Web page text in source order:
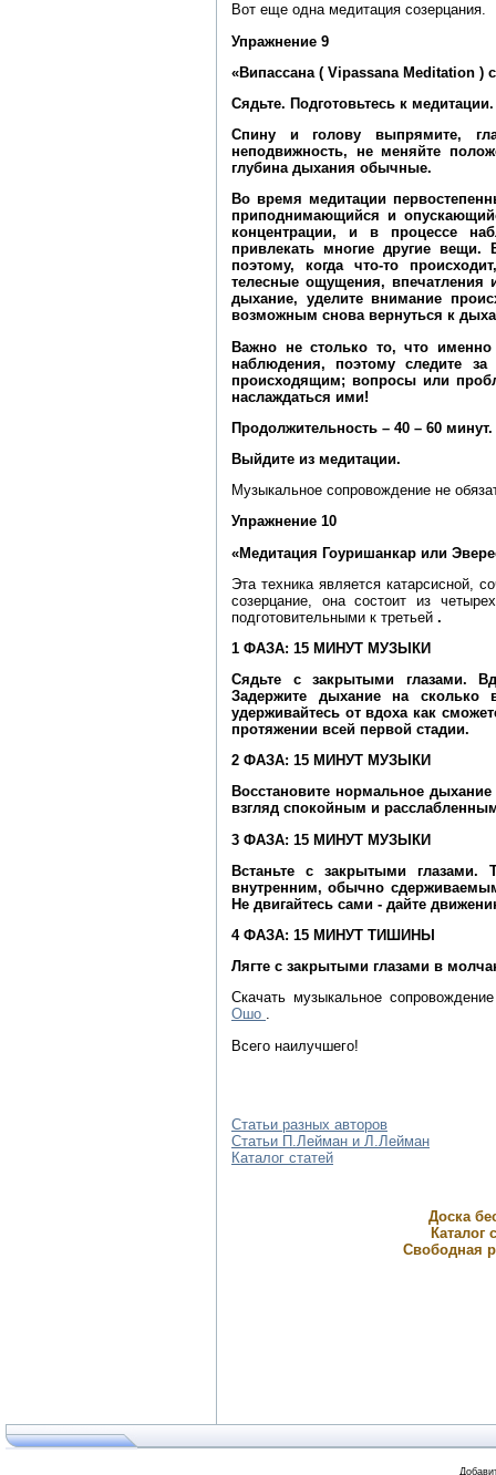
Вот еще одна медитация созерцания.
Упражнение 9
«Випассана ( Vipassana Meditation )
Сядьте. Подготовьтесь к медитации.
Спину и голову выпрямите,
неподвижность, не меняйте
глубина дыхания обычные.
Во время медитации
приподнимающийся и
концентрации, и в процессе
привлекать многие другие вещи.
поэтому, когда что-то
телесные ощущения, впечатления
дыхание, уделите внимание
возможным снова вернуться к
Важно не столько то, что
наблюдения, поэтому следите
происходящим; вопросы или
наслаждаться ими!
Продолжительность – 40 – 60 минут.
Выйдите из медитации.
Музыкальное сопровождение не
Упражнение 10
«Медитация Гоуришанкар или
Эта техника является катарсисной,
созерцание, она состоит из
подготовительными к третьей .
1 ФАЗА: 15 МИНУТ МУЗЫКИ
Сядьте с закрытыми глазами.
Задержите дыхание на
удерживайтесь от вдоха как
протяжении всей первой стадии.
2 ФАЗА: 15 МИНУТ МУЗЫКИ
Восстановите нормальное
взгляд спокойным и
3 ФАЗА: 15 МИНУТ МУЗЫКИ
Встаньте с закрытыми глазами.
внутренним, обычно
Не двигайтесь сами - дайте
4 ФАЗА: 15 МИНУТ ТИШИНЫ
Лягте с закрытыми глазами в
Скачать музыкальное
Ошо .
Всего наилучшего!
Статьи разных авторов
Статьи П.Лейман и Л.Лейман
Каталог статей
Доска
Каталог
Свободная